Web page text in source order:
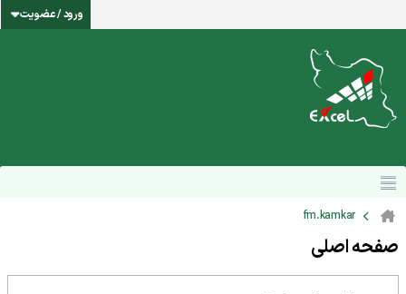
ورود / عضویت
fm.kamkar
صفحه اصلی